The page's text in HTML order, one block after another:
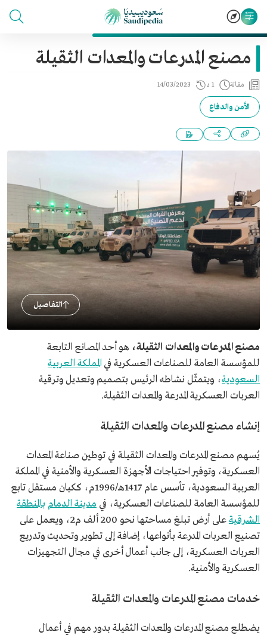
مصنع المدرعات والمعدات الثقيلة
مقالة 1 د 14/03/2023
الأمن والدفاع
التفاصيل
مصنع المدرعات والمعدات الثقيلة، هو أحد المصانع التابعة
للمؤسسة العامة للصناعات العسكرية في المملكة العربية
السعودية، ويتمثّل نشاطه الرئيس بتصميم وتعديل وترقية
العربات العسكرية المدرعة والمعدات الثقيلة.
إنشاء مصنع المدرعات والمعدات الثقيلة
يُسهم مصنع المدرعات والمعدات الثقيلة في توطين صناعة المعدات
العسكرية، وتوفير احتياجات الأجهزة العسكرية والأمنية في المملكة
العربية السعودية، تأسس عام 1417هـ/1996م، ككيان مستقل تابع
للمؤسسة العامة للصناعات العسكرية، في مدينة الدمام بالمنطقة
الشرقية
على أرض تبلغ مساحتها نحو 200 ألف م2، ويعمل على
تصنيع العربات المدرعة بأنواعها، إضافة إلى تطوير وتحديث وتدريع
العربات العسكرية، إلى جانب أعمال أخرى في مجال التجهيزات
العسكرية والأمنية.
خدمات مصنع المدرعات والمعدات الثقيلة
يضطلع مصنع المدرعات والمعدات الثقيلة بدور مهم في أعمال